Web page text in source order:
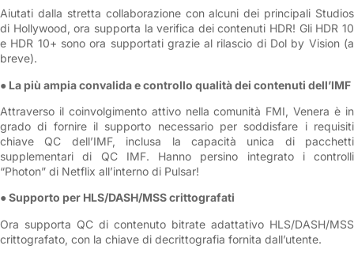
Aiutati dalla stretta collaborazione con alcuni dei principali Studios
di Hollywood, ora supporta la verifica dei contenuti HDR! Gli HDR 10
e HDR 10+ sono ora supportati grazie al rilascio di Dol by Vision (a
breve).
● La più ampia convalida e controllo qualità dei contenuti dell’IMF
Attraverso il coinvolgimento attivo nella comunità FMI, Venera è in
grado di fornire il supporto necessario per soddisfare i requisiti
chiave QC dell’IMF, inclusa la capacità unica di pacchetti
supplementari di QC IMF. Hanno persino integrato i controlli
“Photon” di Netflix all’interno di Pulsar!
● Supporto per HLS/DASH/MSS crittografati
Ora supporta QC di contenuto bitrate adattativo HLS/DASH/MSS
crittografato, con la chiave di decrittografia fornita dall’utente.